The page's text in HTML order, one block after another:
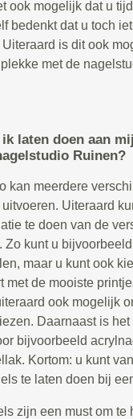
ook mogelijk dat u
bedenkt dat u toch
is dit ook
met de
ik laten doen aan
Ruinen?
kan meerdere
Uiteraard
te doen van de
Zo kunt u
maar u kunt ook
met de mooiste
ook mogelijk
Daarnaast is
bijvoorbeeld
Kortom: u kunt
te laten doen bij
zijn een must om te